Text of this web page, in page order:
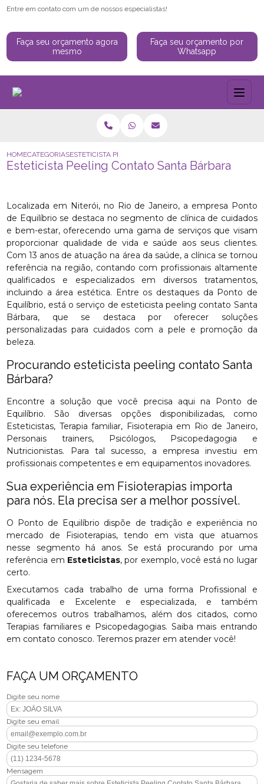
Entre em contato com um de nossos especialistas!
Faça seu orçamento agora
mesmo
Faça seu orçamento por
Whatsapp
HOMECATEGORIASESTETICISTA PEELING CONTATO SANTA BÁRBARA
Esteticista Peeling Contato Santa Bárbara
Localizada em Niterói, no Rio de Janeiro, a empresa Ponto
de Equilíbrio se destaca no segmento de clínica de cuidados
e bem-estar, oferecendo uma gama de serviços que visam
proporcionar qualidade de vida e saúde aos seus clientes.
Com 13 anos de atuação na área da saúde, a clínica se tornou
referência na região, contando com profissionais altamente
qualificados e especializados em diversos tratamentos,
incluindo a área estética. Entre os destaques da Ponto de
Equilíbrio, está o serviço de esteticista peeling contato Santa
Bárbara, que se destaca por oferecer soluções
personalizadas para cuidados com a pele e promoção da
beleza.
Procurando esteticista peeling contato Santa
Bárbara?
Encontre a solução que você precisa aqui na Ponto de
Equilíbrio. São diversas opções disponibilizadas, como
Esteticistas, Terapia familiar, Fisioterapia em Rio de Janeiro,
Personais trainers, Psicólogos, Psicopedagogia e
Nutricionistas. Para tal sucesso, a empresa investiu em
profissionais competentes e em equipamentos inovadores.
Sua experiência em Fisioterapias importa
para nós. Ela precisa ser a melhor possível.
O Ponto de Equilíbrio dispõe de tradição e experiência no
mercado de Fisioterapias, tendo em vista que atuamos
nesse segmento há anos. Se está procurando por uma
referência em Esteticistas, por exemplo, você está no lugar
certo.
Executamos cada trabalho de uma forma Profissional e
qualificada e Excelente e especializada, e também
oferecemos outros trabalhamos, além dos citados, como
Terapias familiares e Psicopedagogias. Saiba mais entrando
em contato conosco. Teremos prazer em atender você!
FAÇA UM ORÇAMENTO
Digite seu nome
Digite seu email
Digite seu telefone
Mensagem